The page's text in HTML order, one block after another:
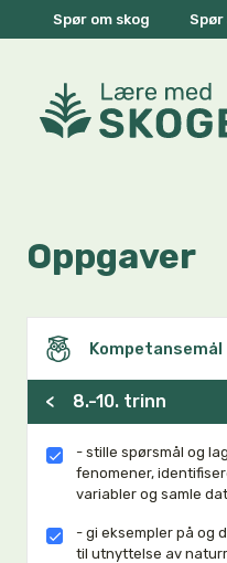
Spør om skog Spør
Oppgaver
Kompetansemål
< 8.-10. trinn
- stille spørsmål og
fenomener,
variabler og samle
- gi eksempler på og
til utnyttelse av